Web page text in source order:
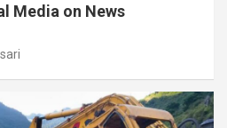
Media on News